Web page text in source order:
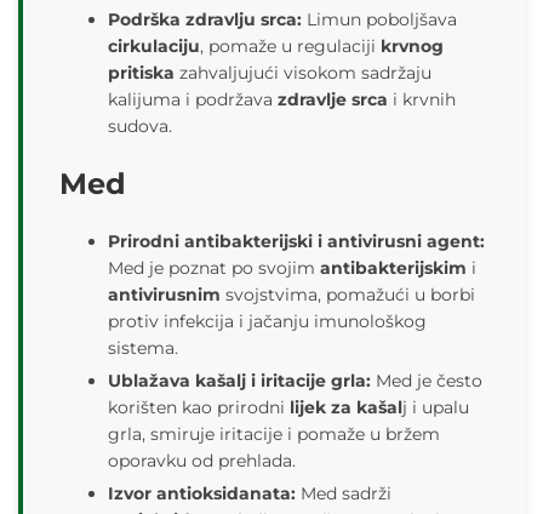
Podrška zdravlju srca: Limun poboljšava
cirkulaciju, pomaže u regulaciji krvnog
pritiska zahvaljujući visokom sadržaju
kalijuma i podržava zdravlje srca i krvnih
sudova.
Med
Prirodni antibakterijski i antivirusni agent:
Med je poznat po svojim antibakterijskim i
antivirusnim svojstvima, pomažući u borbi
protiv infekcija i jačanju imunološkog
sistema.
Ublažava kašalj i iritacije grla: Med je često
korišten kao prirodni lijek za kašalj i upalu
grla, smiruje iritacije i pomaže u bržem
oporavku od prehlada.
Izvor antioksidanata: Med sadrži